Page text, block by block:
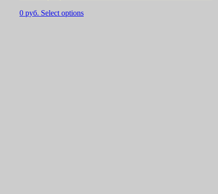
0 руб. Select options